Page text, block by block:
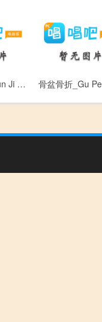
臀肌挛缩症_Tun Ji Luan Suo Zheng